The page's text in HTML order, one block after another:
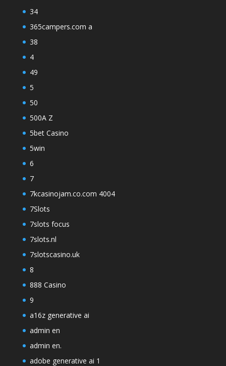
34
365campers.com a
38
4
49
5
50
500A Z
5bet Casino
5win
6
7
7kcasinojam.co.com 4004
7Slots
7slots focus
7slots.nl
7slotscasino.uk
8
888 Casino
9
a16z generative ai
admin en
admin en.
adobe generative ai 1